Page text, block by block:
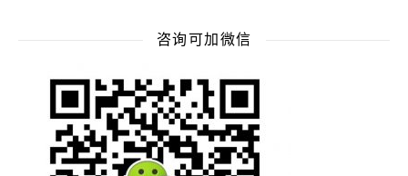
咨询可加微信